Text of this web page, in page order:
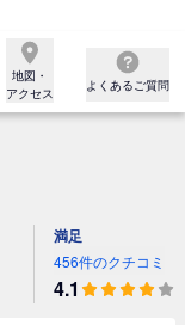
地図・
アクセス
よくあるご質問
満足
456件のクチコミ
4.1